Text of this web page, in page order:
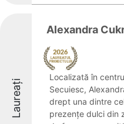
Laureați
Alexandra
Localizată în
Secuiesc,
drept una dintre
prezențe dulci din